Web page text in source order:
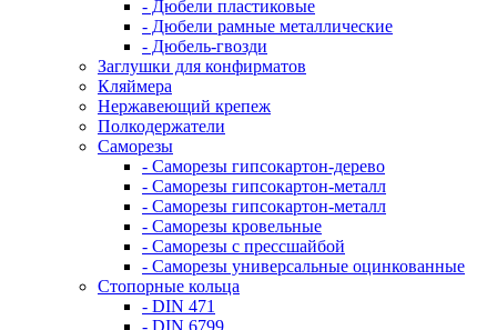
- Дюбели пластиковые
- Дюбели рамные металлические
- Дюбель-гвозди
Заглушки для конфирматов
Кляймера
Нержавеющий крепеж
Полкодержатели
Саморезы
- Саморезы гипсокартон-дерево
- Саморезы гипсокартон-металл
- Саморезы гипсокартон-металл
- Саморезы кровельные
- Саморезы с прессшайбой
- Саморезы универсальные оцинкованные
Стопорные кольца
- DIN 471
- DIN 6799